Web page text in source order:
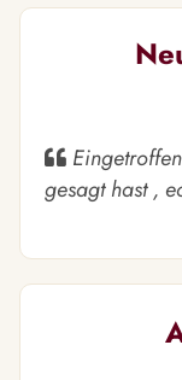
gesagt hast ,